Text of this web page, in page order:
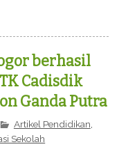
berhasil
Cadisdik
Ganda Putra
Artikel Pendidikan
Sekolah